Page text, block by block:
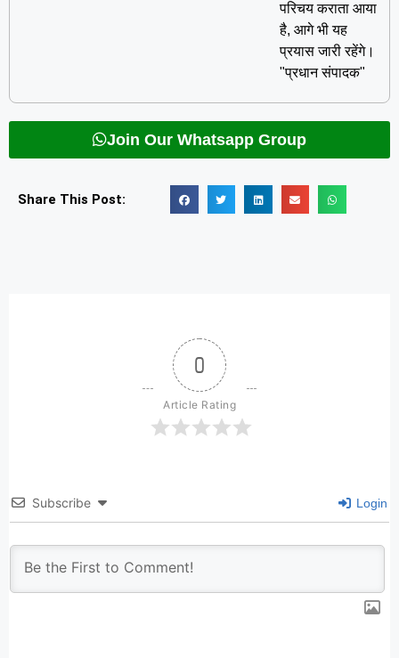
परिचय कराता आया
है, आगे भी यह
प्रयास जारी रहेंगे।
"प्रधान संपादक"
Join Our Whatsapp Group
Share This Post:
0
Article Rating
Subscribe Login